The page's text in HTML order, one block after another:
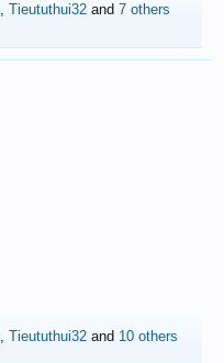
, Tieututhui32 and 7 others
, Tieututhui32 and 10 others